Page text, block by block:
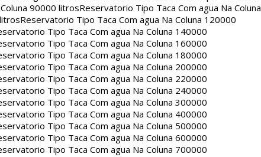
90000 litrosReservatorio Tipo Taca Com agua Na Coluna
Reservatorio Tipo Taca Com agua Na Coluna 120000
Tipo Taca Com agua Na Coluna 140000
Tipo Taca Com agua Na Coluna 160000
Tipo Taca Com agua Na Coluna 180000
Tipo Taca Com agua Na Coluna 200000
Tipo Taca Com agua Na Coluna 220000
Tipo Taca Com agua Na Coluna 240000
Tipo Taca Com agua Na Coluna 300000
Tipo Taca Com agua Na Coluna 400000
Tipo Taca Com agua Na Coluna 500000
Tipo Taca Com agua Na Coluna 600000
Tipo Taca Com agua Na Coluna 700000